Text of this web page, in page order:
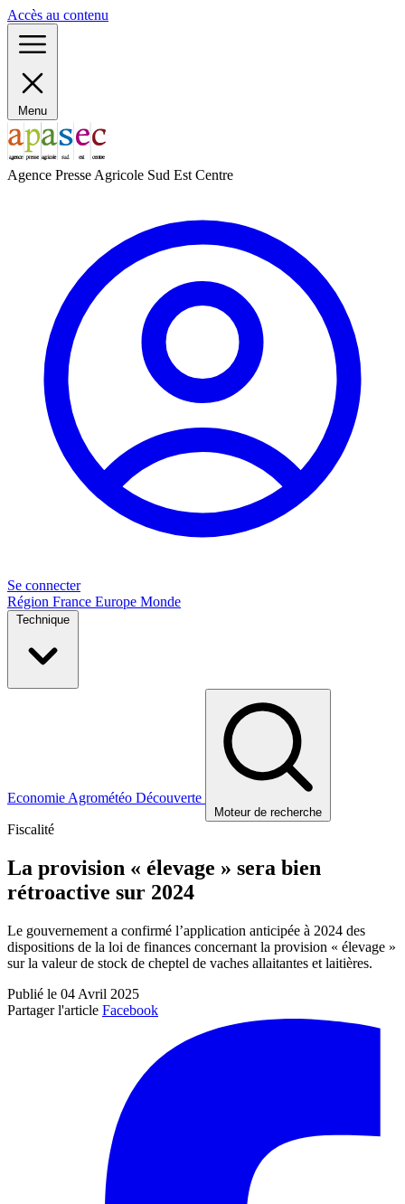
Accès au contenu
Menu
Agence Presse Agricole Sud Est Centre
Se connecter
Région France Europe Monde
Technique
Economie Agrométéo Découverte
Moteur de recherche
Fiscalité
La provision « élevage » sera bien
rétroactive sur 2024
Le gouvernement a confirmé l’application anticipée à 2024 des
dispositions de la loi de finances concernant la provision « élevage »
sur la valeur de stock de cheptel de vaches allaitantes et laitières.
Publié le 04 Avril 2025
Partager l'article Facebook
Panneau de gestion des cookies